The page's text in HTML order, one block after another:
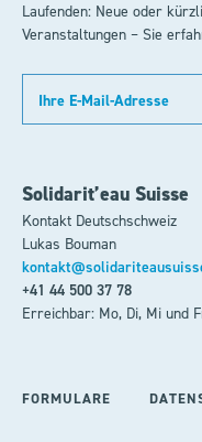
Solidarit’eau Suisse
Kontakt Deutschschweiz
Lukas Bouman
Erreichbar: Mo, Di, Mi und
+41 44 500 37 78
Laufenden: Neue oder
Veranstaltungen – Sie
FORMULARE